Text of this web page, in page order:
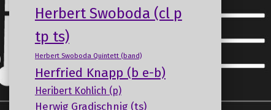
Herbert Swoboda (cl p
tp ts)
Herbert Swoboda Quintett (band)
Herfried Knapp (b e-b)
Heribert Kohlich (p)
Herwig Gradischnig (ts)